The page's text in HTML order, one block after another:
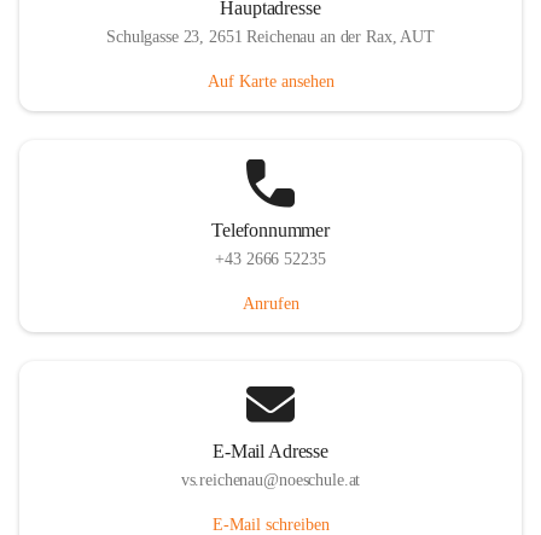
Hauptadresse
Schulgasse 23, 2651 Reichenau an der Rax, AUT
Auf Karte ansehen
Telefonnummer
+43 2666 52235
Anrufen
E-Mail Adresse
vs.reichenau@noeschule.at
E-Mail schreiben